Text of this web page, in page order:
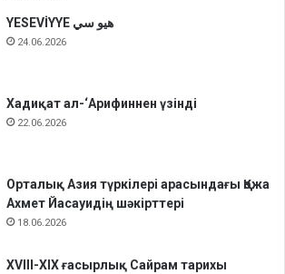
YESEVİYYE هيو سي
24.06.2026
Хадиқат aл-‘Арифиннен үзінді
22.06.2026
Орталық Азия түркілері арасындағы Қожа
Ахмет Йасауидің шәкірттері
18.06.2026
XVIII-XIX ғасырлық Сайрам тарихы